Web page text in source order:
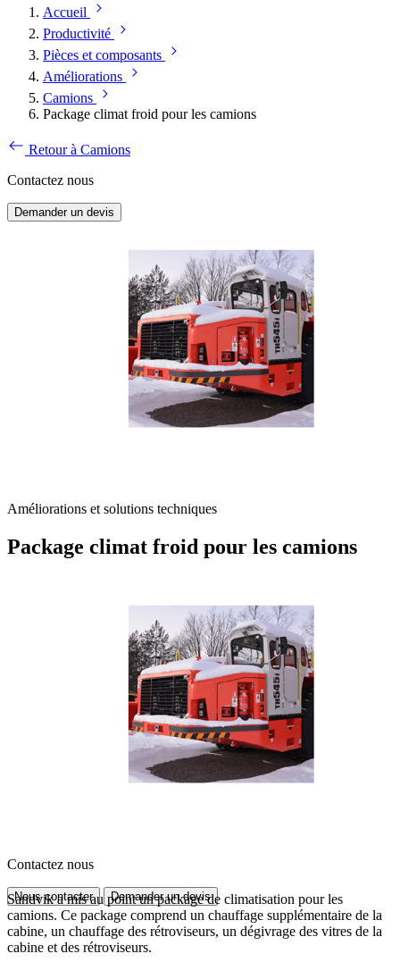
Accueil
Productivité
Pièces et composants
Améliorations
Camions
Package climat froid pour les camions
Retour à Camions
Contactez nous
Demander un devis
Améliorations et solutions techniques
Package climat froid pour les camions
Contactez nous
Nous contacter Demander un devis
Sandvik a mis au point un package de climatisation pour les
camions. Ce package comprend un chauffage supplémentaire de la
cabine, un chauffage des rétroviseurs, un dégivrage des vitres de la
cabine et des rétroviseurs.